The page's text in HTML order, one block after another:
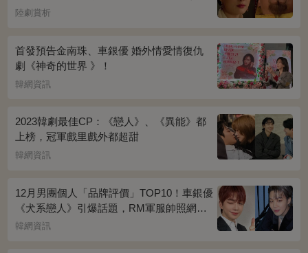
宜修害死的真相！
陸劇賞析
首發預告金南珠、車銀優 婚外情愛情復仇
劇《神奇的世界 》！
韓網資訊
2023韓劇最佳CP：《戀人》、《異能》都
上榜，冠軍戲里戲外都超甜
韓網資訊
12月男團個人「品牌評價」TOP10！車銀優
《犬系戀人》引爆話題，RM軍服帥照網瘋
傳
韓網資訊